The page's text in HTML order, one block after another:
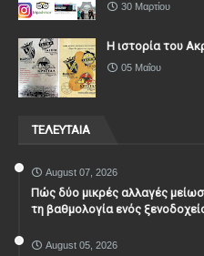
30 Μαρτίου
Η ιστορία του
05 Μαΐου
ΤΕΛΕΥΤΑΙΑ
August 07, 2026
Πώς δύο μικρές αλλαγές
τη βαθμολογία ενός
August 05, 2026